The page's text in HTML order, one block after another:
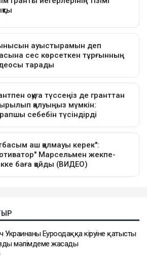
Украинаның Еуроодаққа кіруіне қатысты
мәлімдеме жасады